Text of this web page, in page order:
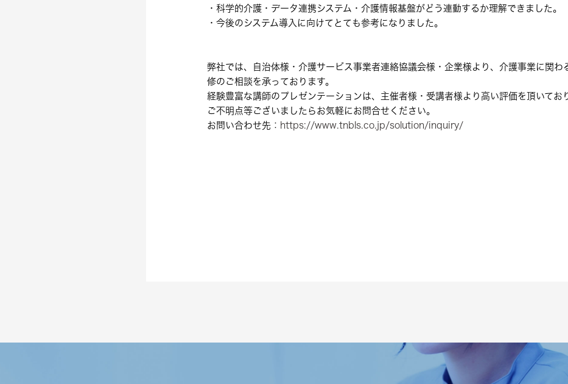
・科学的介護・データ連携システム・介護情報基盤がどう連動するか理解できました。
・今後のシステム導入に向けてとても参考になりました。
弊社では、自治体様・介護サービス事業者連絡協議会様・企業様より、介護事業に関わ
修のご相談を承っております。
経験豊富な講師のプレゼンテーションは、主催者様・受講者様より高い評価を頂いてお
ご不明点等ございましたらお気軽にお問合せください。
お問い合わせ先： https://www.tnbls.co.jp/solution/inquiry/